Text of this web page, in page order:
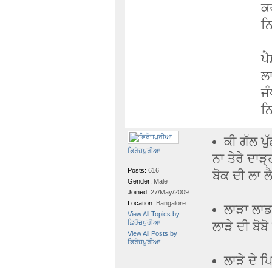
ਫ਼ਿਰੋਜ਼ਪੁਰੀਆ
Posts: 616
Gender: Male
Joined: 27/May/2009
Location: Bangalore
View All Topics by
ਫ਼ਿਰੋਜ਼ਪੁਰੀਆ
View All Posts by
ਫ਼ਿਰੋਜ਼ਪੁਰੀਆ
ਕੀ ਗੱਲ
ਨਾ ਤੇਰੇ
ਬੋਕ ਦੀ ਲਾ
ਲਾੜਾ
ਲਾੜੇ ਦੀ
ਲਾੜੇ ਦੇ